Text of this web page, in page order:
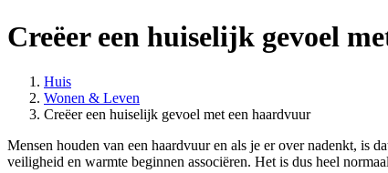
Creëer een huiselijk gevoel
Huis
Wonen & Leven
Creëer een huiselijk gevoel met een haardvuur
Mensen houden van een haardvuur en als je er over nadenkt, is
veiligheid en warmte beginnen associëren. Het is dus heel